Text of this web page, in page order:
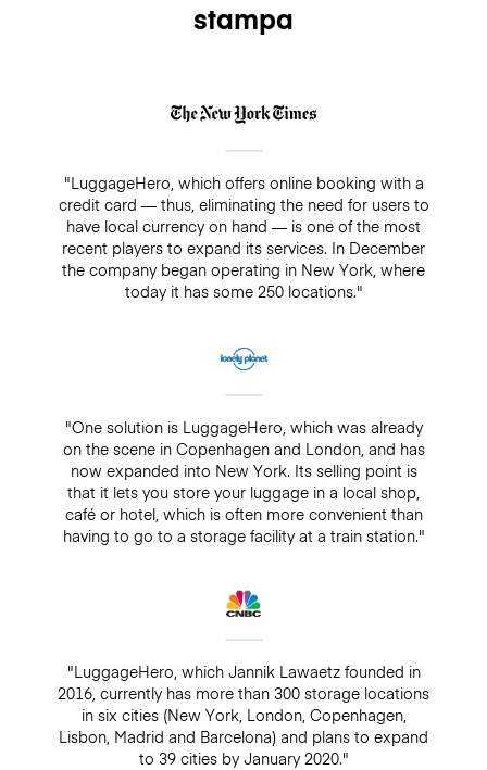
stampa
"LuggageHero, which offers online booking with a
credit card — thus, eliminating the need for users to
have local currency on hand — is one of the most
recent players to expand its services. In December
the company began operating in New York, where
today it has some 250 locations."
"One solution is LuggageHero, which was already
on the scene in Copenhagen and London, and has
now expanded into New York. Its selling point is
that it lets you store your luggage in a local shop,
café or hotel, which is often more convenient than
having to go to a storage facility at a train station."
"LuggageHero, which Jannik Lawaetz founded in
2016, currently has more than 300 storage locations
in six cities (New York, London, Copenhagen,
Lisbon, Madrid and Barcelona) and plans to expand
to 39 cities by January 2020."